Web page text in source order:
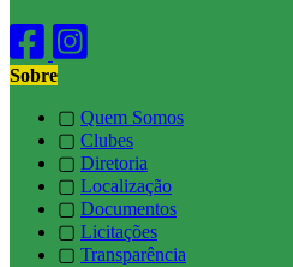
Sobre
▢ Quem Somos
▢ Clubes
▢ Diretoria
▢ Localização
▢ Documentos
▢ Licitações
▢ Transparência